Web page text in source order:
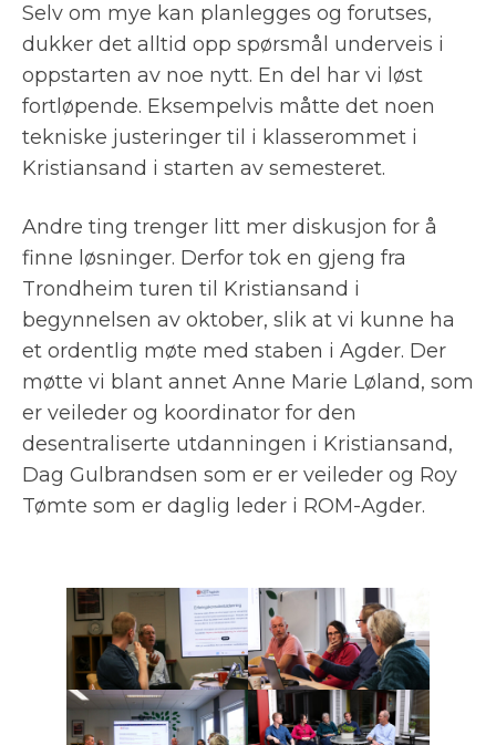
Selv om mye kan planlegges og forutses,
dukker det alltid opp spørsmål underveis i
oppstarten av noe nytt. En del har vi løst
fortløpende. Eksempelvis måtte det noen
tekniske justeringer til i klasserommet i
Kristiansand i starten av semesteret.
Andre ting trenger litt mer diskusjon for å
finne løsninger. Derfor tok en gjeng fra
Trondheim turen til Kristiansand i
begynnelsen av oktober, slik at vi kunne ha
et ordentlig møte med staben i Agder. Der
møtte vi blant annet Anne Marie Løland, som
er veileder og koordinator for den
desentraliserte utdanningen i Kristiansand,
Dag Gulbrandsen som er er veileder og Roy
Tømte som er daglig leder i ROM-Agder.